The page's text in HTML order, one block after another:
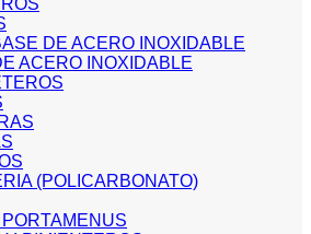
DE ACERO INOXIDABLE
ACERO INOXIDABLE
(POLICARBONATO)